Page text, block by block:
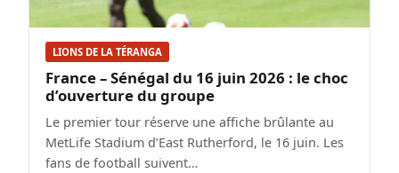
LIONS DE LA TÉRANGA
France – Sénégal du 16 juin 2026 : le choc
d’ouverture du groupe
Le premier tour réserve une affiche brûlante au
MetLife Stadium d’East Rutherford, le 16 juin. Les
fans de football suivent…